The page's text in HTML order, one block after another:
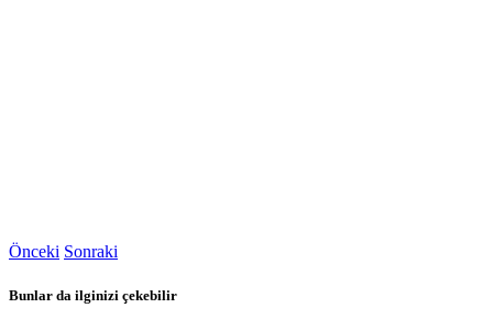
Önceki Sonraki
Bunlar da ilginizi çekebilir